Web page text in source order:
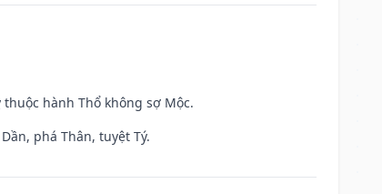
hành Thổ không sợ Mộc.
phá Thân, tuyệt Tý.